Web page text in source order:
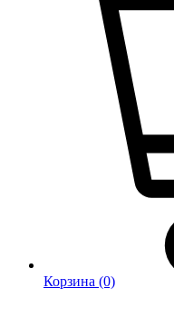
Корзина (0)